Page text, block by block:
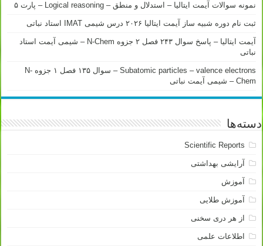
نمونه سوالات آیمت ایتالیا – استدلال و منطق – Logical reasoning – پارت ۵
ثبت نام دوره شبیه ساز آیمت ایتالیا ۲۰۲۶ درس شیمی IMAT استاد نباتی
آیمت ایتالیا – پاسخ سوال ۲۴۳ فصل ۲ جزوه N-Chem – شیمی آیمت استاد
نباتی
Subatomic particles – valence electrons – سوال ۱۳۵ فصل ۱ جزوه N-
Chem – شیمی آیمت نباتی
دسته‌ها
Scientific Reports
آرایشی بهداشتی
آموزش
آموزش طلایی
از هر دری سخنی
اطلاعات علمی